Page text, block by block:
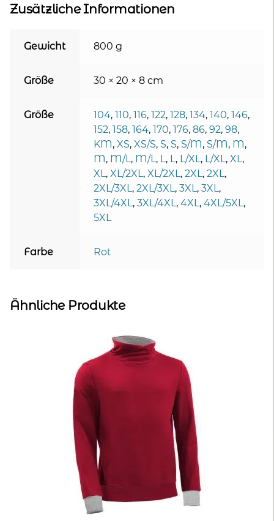
Zusätzliche Informationen
Gewicht 800 g
Größe 30 × 20 × 8 cm
Größe 104, 110, 116, 122, 128, 134, 140, 146,
152, 158, 164, 170, 176, 86, 92, 98,
KM, XS, XS/S, S, S, S/M, S/M, M,
M, M/L, M/L, L, L, L/XL, L/XL, XL,
XL, XL/2XL, XL/2XL, 2XL, 2XL,
2XL/3XL, 2XL/3XL, 3XL, 3XL,
3XL/4XL, 3XL/4XL, 4XL, 4XL/5XL,
5XL
Farbe Rot
Ähnliche Produkte